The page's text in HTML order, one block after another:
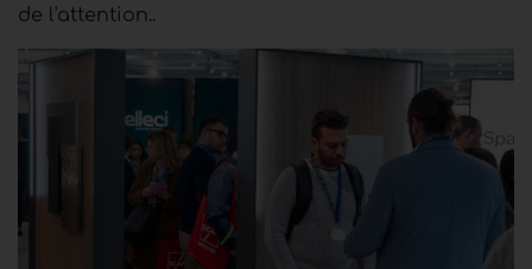
de l'attention..